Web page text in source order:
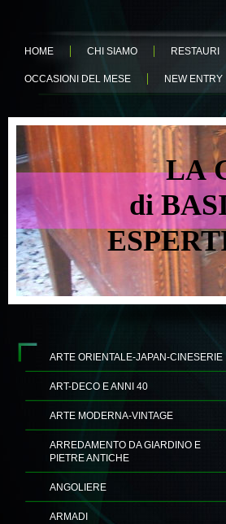
HOME CHI SIAMO RESTAURI
OCCASIONI DEL MESE NEW ENTRY
LA
di
ARTE ORIENTALE-JAPAN-CINESERIE
ART-DECO E ANNI 40
ARTE MODERNA-VINTAGE
ARREDAMENTO DA GIARDINO E
PIETRE ANTICHE
ANGOLIERE
ARMADI